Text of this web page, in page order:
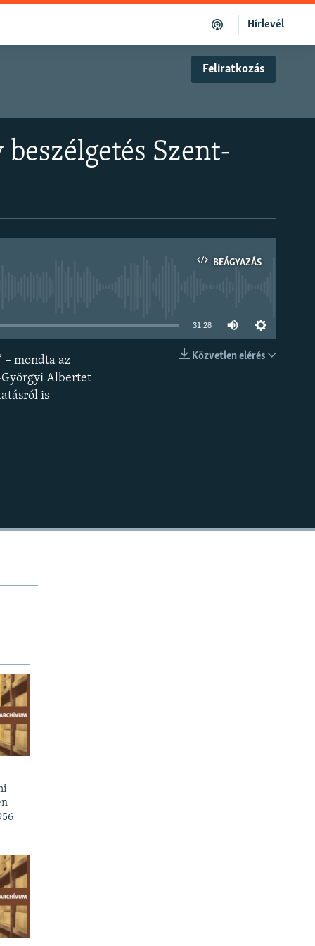
Hírlevél
Feliratkozás
Szent-
BEÁGYAZÁS
31:28
Közvetlen elérés
– mondta az
Györgyi Albertet
is